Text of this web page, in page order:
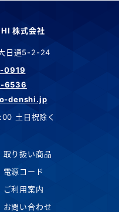
株式会社
日通5-2-24
0919
6536
denshi.jp
土日祝除く
取り扱い商品
電源コード
ご利用案内
お問い合わせ